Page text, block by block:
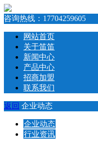
咨询热线： 17704259605
网站首页
关于笛笛
新闻中心
产品中心
招商加盟
联系我们
返回 企业动态
企业动态
行业资讯